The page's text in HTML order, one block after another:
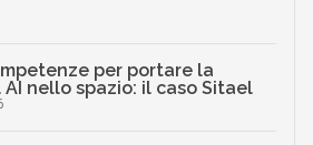
per portare la
nello spazio: il caso Sitael